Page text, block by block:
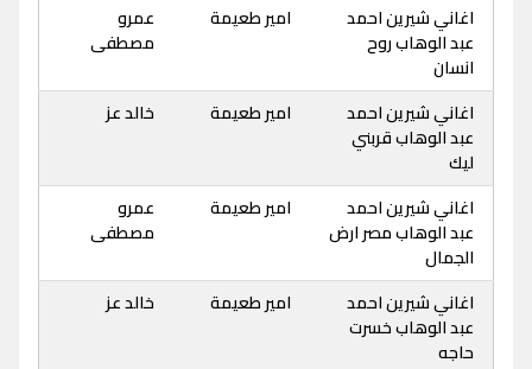
اغاني شيرين احمد
عبد الوهاب روح
انسان
امير طعيمة
عمرو
مصطفى
اغاني شيرين احمد
عبد الوهاب قربني
ليك
امير طعيمة خالد عز
اغاني شيرين احمد
عبد الوهاب مصر ارض
الجمال
امير طعيمة
عمرو
مصطفى
اغاني شيرين احمد
عبد الوهاب خسرت
حاجه
امير طعيمة خالد عز